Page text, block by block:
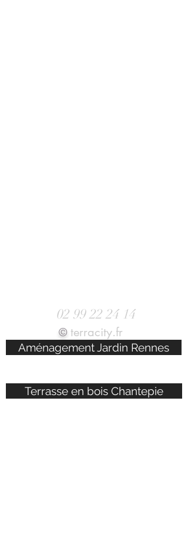
02 99 22 24 14
© terracity.fr
Aménagement Jardin Rennes
Terrasse en bois Chantepie